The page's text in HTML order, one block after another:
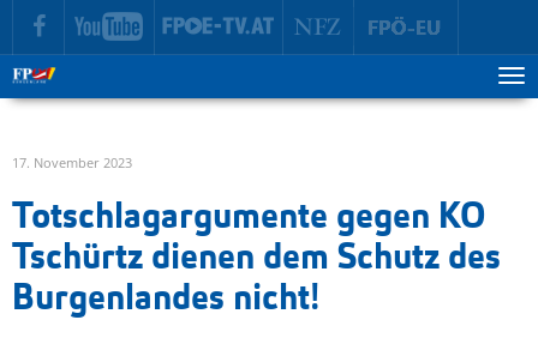
zur Hauptnavigation springen
zum Inhalt springen
17. November 2023
Totschlagargumente gegen KO
Tschürtz dienen dem Schutz des
Burgenlandes nicht!